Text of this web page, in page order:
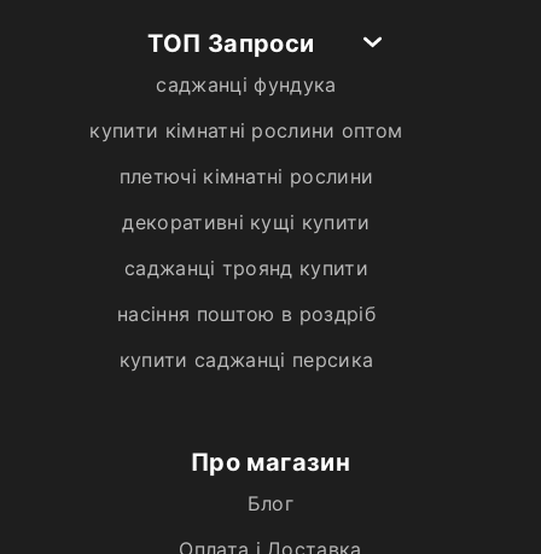
ТОП Запроси
саджанці фундука
купити кімнатні рослини оптом
плетючі кімнатні рослини
декоративні кущі купити
саджанці троянд купити
насіння поштою в роздріб
купити саджанці персика
Про магазин
Блог
Оплата і Доставка